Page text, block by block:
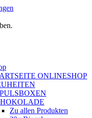
ONLINESHOP
Zu allen Produkten